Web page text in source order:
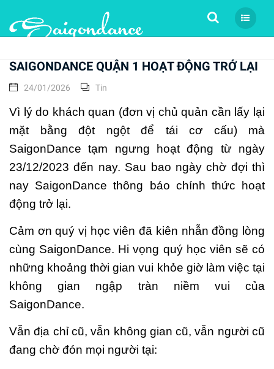
Tìm kiếm
SAIGONDANCE QUẬN 1 HOẠT ĐỘNG TRỞ LẠI
24/01/2026 Tin
Vì lý do khách quan (đơn vị chủ quản cần lấy lại
mặt bằng đột ngột để tái cơ cấu) mà
SaigonDance tạm ngưng hoạt động từ ngày
23/12/2023 đến nay. Sau bao ngày chờ đợi thì
nay SaigonDance thông báo chính thức hoạt
động trở lại.
Cảm ơn quý vị học viên đã kiên nhẫn đồng lòng
cùng SaigonDance. Hi vọng quý học viên sẽ có
những khoảng thời gian vui khỏe giờ làm việc tại
không gian ngập tràn niềm vui của
SaigonDance.
Vẫn địa chỉ cũ, vẫn không gian cũ, vẫn người cũ
đang chờ đón mọi người tại: